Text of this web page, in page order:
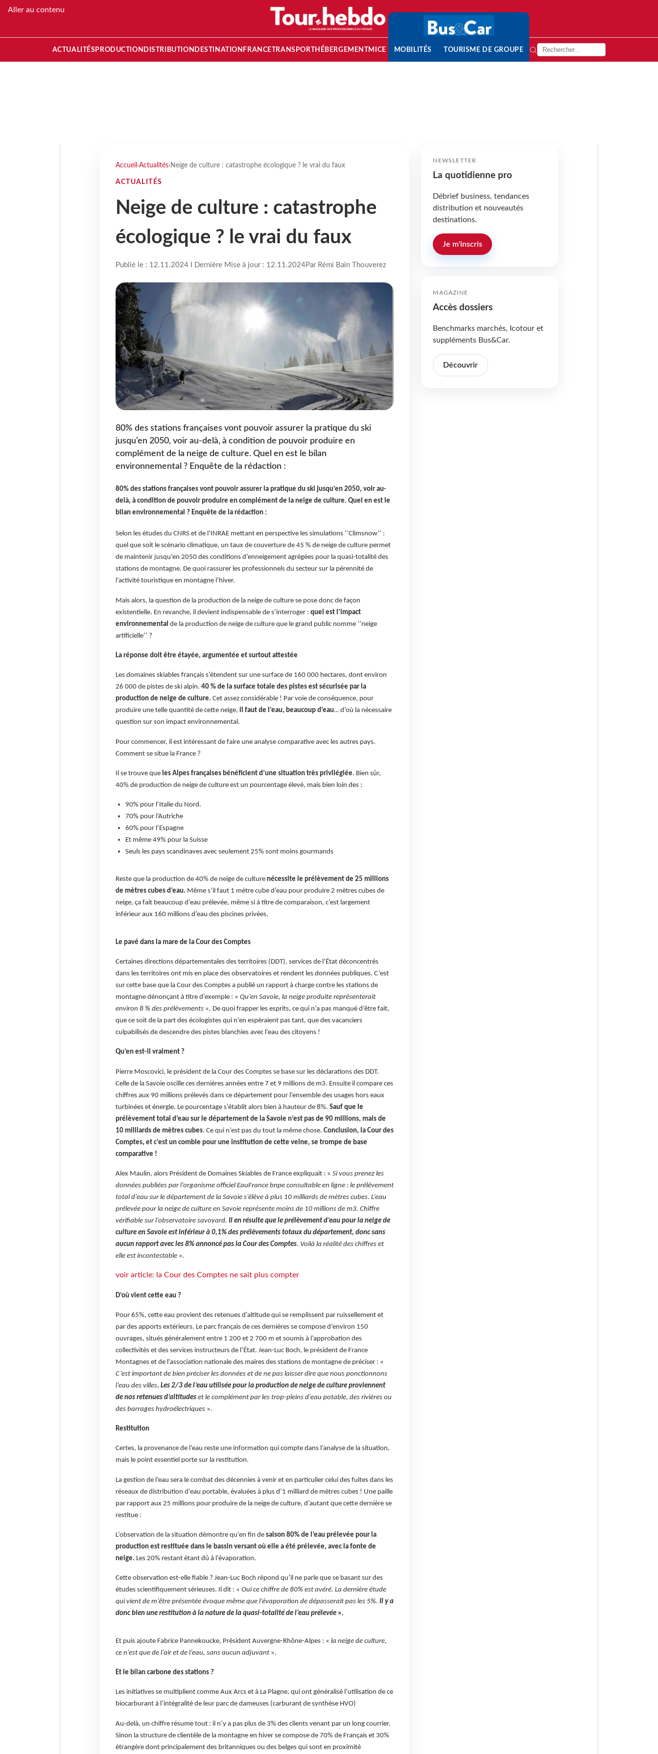
Aller au contenu
ACTUALITÉS PRODUCTION DISTRIBUTION DESTINATION FRANCETRANSPORT HÉBERGEMENTMICE MOBILITÉS TOURISME DE GROUPE
Accueil ›Actualités› Neige de culture : catastrophe écologique ? le vrai du faux
ACTUALITÉS
Neige de culture : catastrophe
écologique ? le vrai du faux
Publié le : 12.11.2024 I Dernière Mise à jour : 12.11.2024Par Rémi Bain Thouverez
80% des stations françaises vont pouvoir assurer la pratique du ski
jusqu’en 2050, voir au-delà, à condition de pouvoir produire en
complément de la neige de culture. Quel en est le bilan
environnemental ? Enquête de la rédaction :
80% des stations françaises vont pouvoir assurer la pratique du ski jusqu’en 2050, voir au-
delà, à condition de pouvoir produire en complément de la neige de culture. Quel en est le
bilan environnemental ? Enquête de la rédaction :
Selon les études du CNRS et de l’INRAE mettant en perspective les simulations ‘’Climsnow’’ :
quel que soit le scénario climatique, un taux de couverture de 45 % de neige de culture permet
de maintenir jusqu’en 2050 des conditions d’enneigement agrégées pour la quasi-totalité des
stations de montagne. De quoi rassurer les professionnels du secteur sur la pérennité de
l’activité touristique en montagne l’hiver.
Mais alors, la question de la production de la neige de culture se pose donc de façon
existentielle. En revanche, il devient indispensable de s’interroger : quel est l’impact
environnemental de la production de neige de culture que le grand public nomme ‘’neige
artificielle’’ ?
La réponse doit être étayée, argumentée et surtout attestée
Les domaines skiables français s’étendent sur une surface de 160 000 hectares, dont environ
26 000 de pistes de ski alpin. 40 % de la surface totale des pistes est sécurisée par la
production de neige de culture. Cet assez considérable ! Par voie de conséquence, pour
produire une telle quantité de cette neige, il faut de l’eau, beaucoup d’eau… d’où la nécessaire
question sur son impact environnemental.
Pour commencer, il est intéressant de faire une analyse comparative avec les autres pays.
Comment se situe la France ?
Il se trouve que les Alpes françaises bénéficient d’une situation très privilégiée. Bien sûr,
40% de production de neige de culture est un pourcentage élevé, mais bien loin des :
90% pour l’Italie du Nord.
70% pour l’Autriche
60% pour l’Espagne
Et même 49% pour la Suisse
Seuls les pays scandinaves avec seulement 25% sont moins gourmands
Reste que la production de 40% de neige de culture nécessite le prélèvement de 25 millions
de mètres cubes d’eau. Même s’il faut 1 mètre cube d’eau pour produire 2 mètres cubes de
neige, ça fait beaucoup d’eau prélevée, même si à titre de comparaison, c’est largement
inférieur aux 160 millions d’eau des piscines privées.
Le pavé dans la mare de la Cour des Comptes
Certaines directions départementales des territoires (DDT), services de l’État déconcentrés
dans les territoires ont mis en place des observatoires et rendent les données publiques. C’est
sur cette base que la Cour des Comptes a publié un rapport à charge contre les stations de
montagne dénonçant à titre d’exemple : « Qu’en Savoie, la neige produite représenterait
environ 8 % des prélèvements». De quoi frapper les esprits, ce qui n’a pas manqué d’être fait,
que ce soit de la part des écologistes qui n’en espéraient pas tant, que des vacanciers
culpabilisés de descendre des pistes blanchies avec l’eau des citoyens !
Qu’en est-il vraiment ?
Pierre Moscovici, le président de la Cour des Comptes se base sur les déclarations des DDT.
Celle de la Savoie oscille ces dernières années entre 7 et 9 millions de m3. Ensuite il compare ces
chiffres aux 90 millions prélevés dans ce département pour l’ensemble des usages hors eaux
turbinées et énergie. Le pourcentage s’établit alors bien à hauteur de 8%. Sauf que le
prélèvement total d’eau sur le département de la Savoie n’est pas de 90 millions, mais de
10 milliards de mètres cubes. Ce qui n’est pas du tout la même chose. Conclusion, la Cour des
Comptes, et c’est un comble pour une institution de cette veine, se trompe de base
comparative !
Alex Maulin, alors Président de Domaines Skiables de France expliquait : « Si vous prenez les
données publiées par l’organisme officiel EauFrance bnpe consultable en ligne : le prélèvement
total d’eau sur le département de la Savoie s’élève à plus 10 milliards de mètres cubes. L’eau
prélevée pour la neige de culture en Savoie représente moins de 10 millions de m3. Chiffre
vérifiable sur l’observatoire savoyard. Il en résulte que le prélèvement d’eau pour la neige de
culture en Savoie est inférieur à 0,1% des prélèvements totaux du département, donc sans
aucun rapport avec les 8% annoncé pas la Cour des Comptes. Voilà la réalité des chiffres et
elle est incontestable ».
voir article: la Cour des Comptes ne sait plus compter
D’où vient cette eau ?
Pour 65%, cette eau provient des retenues d’altitude qui se remplissent par ruissellement et
par des apports extérieurs. Le parc français de ces dernières se compose d’environ 150
ouvrages, situés généralement entre 1 200 et 2 700 m et soumis à l’approbation des
collectivités et des services instructeurs de l’État. Jean-Luc Boch, le président de France
Montagnes et de l’association nationale des maires des stations de montagne de préciser : «
C’est important de bien préciser les données et de ne pas laisser dire que nous ponctionnons
l’eau des villes. Les 2/3 de l’eau utilisée pour la production de neige de culture proviennent
de nos retenues d’altitudeset le complément par les trop-pleins d'eau potable, des rivières ou
des barrages hydroélectriques».
Restitution
Certes, la provenance de l’eau reste une information qui compte dans l’analyse de la situation,
mais le point essentiel porte sur la restitution.
La gestion de l’eau sera le combat des décennies à venir et en particulier celui des fuites dans les
réseaux de distribution d’eau portable, évaluées à plus d’1 milliard de mètres cubes ! Une paille
par rapport aux 25 millions pour produire de la neige de culture, d’autant que cette dernière se
restitue :
L’observation de la situation démontre qu’en fin de saison 80% de l’eau prélevée pour la
production est restituée dans le bassin versant où elle a été prélevée, avec la fonte de
neige. Les 20% restant étant dû à l’évaporation.
Cette observation est-elle fiable ? Jean-Luc Boch répond qu’il ne parle que se basant sur des
études scientifiquement sérieuses. Il dit : « Oui ce chiffre de 80% est avéré. La dernière étude
qui vient de m’être présentée évoque même que l’évaporation de dépasserait pas les 5%. Il y a
donc bien une restitution à la nature de la quasi-totalité de l’eau prélevée».
Et puis ajoute Fabrice Pannekoucke, Président Auvergne-Rhône-Alpes : « la neige de culture,
ce n’est que de l’air et de l’eau, sans aucun adjuvant ».
Et le bilan carbone des stations ?
Les initiatives se multiplient comme Aux Arcs et à La Plagne, qui ont généralisé l’utilisation de ce
biocarburant à l’intégralité de leur parc de dameuses (carburant de synthèse HVO)
Au-delà, un chiffre résume tout : il n’y a pas plus de 3% des clients venant par un long courrier.
Sinon la structure de clientèle de la montagne en hiver se compose de 70% de Français et 30%
étrangère dont principalement des britanniques ou des belges qui sont en proximité
NEWSLETTER
La quotidienne pro
Débrief business, tendances
distribution et nouveautés
destinations.
Je m'inscris
MAGAZINE
Accès dossiers
Benchmarks marchés, Icotour et
suppléments Bus&Car.
Découvrir